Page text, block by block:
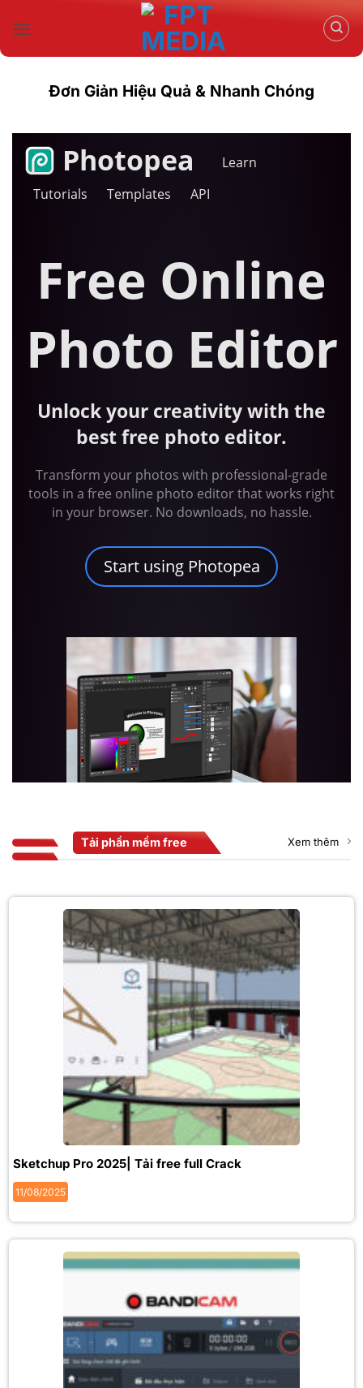
qua
nội
Đơn Giản Hiệu Quả & Nhanh Chóng
Tải phần mềm free Xem thêm
Sketchup Pro 2025| Tải free full Crack
11/08/2025